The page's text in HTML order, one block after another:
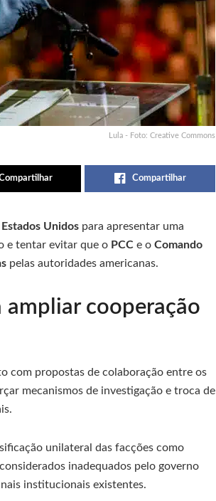
Lula - Foto: Creative Commons
Compartilhar
Estados Unidos para apresentar uma
e tentar evitar que o PCC e o Comando
pelas autoridades americanas.
ampliar cooperação
com propostas de colaboração entre os
mecanismos de investigação e troca de
unilateral das facções como
inadequados pelo governo
institucionais existentes.